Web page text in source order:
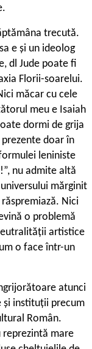
trecută.
e și un ideolog
dl Jude poate fi
Florii-soarelui.
măcar cu cele
meu e Isaiah
dormi de grija
doar în
leniniste
nu admite altă
mărginit
Nici
o problemă
artistice
o face într-un
atunci
și instituții precum
Român.
reprezintă mare